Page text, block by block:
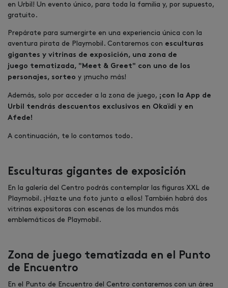
en Urbil! Un evento único, para toda la familia y, por supuesto,
gratuito.
Prepárate para sumergirte en una experiencia única con la
aventura pirata de Playmobil. Contaremos con esculturas
gigantes y vitrinas de exposición, una zona de
juego tematizada, "Meet & Greet" con uno de los
personajes, sorteo y ¡mucho más!
Además, solo por acceder a la zona de juego, ¡con la App de
Urbil tendrás descuentos exclusivos en Okaïdi y en
Afede!
A continuación, te lo contamos todo.
Esculturas gigantes de exposición
En la galería del Centro podrás contemplar las figuras XXL de
Playmobil. ¡Hazte una foto junto a ellos! También habrá dos
vitrinas expositoras con escenas de los mundos más
emblemáticos de Playmobil.
Zona de juego tematizada en el Punto
de Encuentro
En el Punto de Encuentro del Centro contaremos con un área